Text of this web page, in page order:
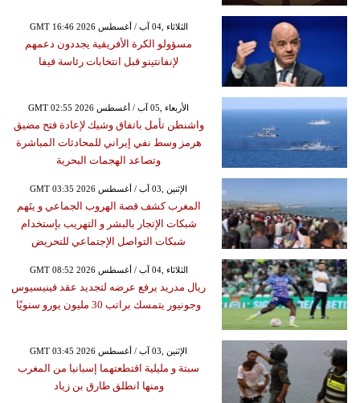
GMT 16:46 2026 الثلاثاء ,04 آب / أغسطس
مسؤولو الكرة الأفريقية يجددون دعمهم
لإنفانتينو قبل انتخابات رئاسة فيفا
GMT 02:55 2026 الأربعاء ,05 آب / أغسطس
واشنطن تأمل باتفاق وشيك لإعادة فتح مضيق
هرمز وسط نفي إيراني للمحادثات المباشرة
وتصاعد الهجمات البحرية
GMT 03:35 2026 الإثنين ,03 آب / أغسطس
المغرب كشف قصة الهروب الجماعي و يتَهم
شبكات الإتجار بالبشر و التهريب بإستخدام
شبكات التواصل الإجتماعي للتحريض
GMT 08:52 2026 الثلاثاء ,04 آب / أغسطس
ريال مدريد يرفع عرضه لتجديد عقد فينيسيوس
وجونيور يتمسك براتب 30 مليون يورو سنويًا
GMT 03:45 2026 الإثنين ,03 آب / أغسطس
سبتة و مليلية اقتطعتهما إسبانيا من المغرب
ومنها انطلق طارق بن زياد